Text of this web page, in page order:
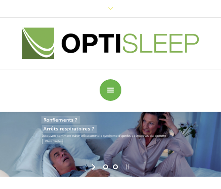
Ronflements ?
Arrêts respiratoires ?
Découvrez comment traiter efficacement le syndrome d’apnées obstructives du sommeil.
Plus d’infos